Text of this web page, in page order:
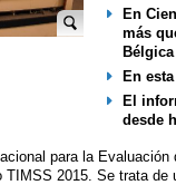
En
más
En
El
desde
para la
2015. Se trata de